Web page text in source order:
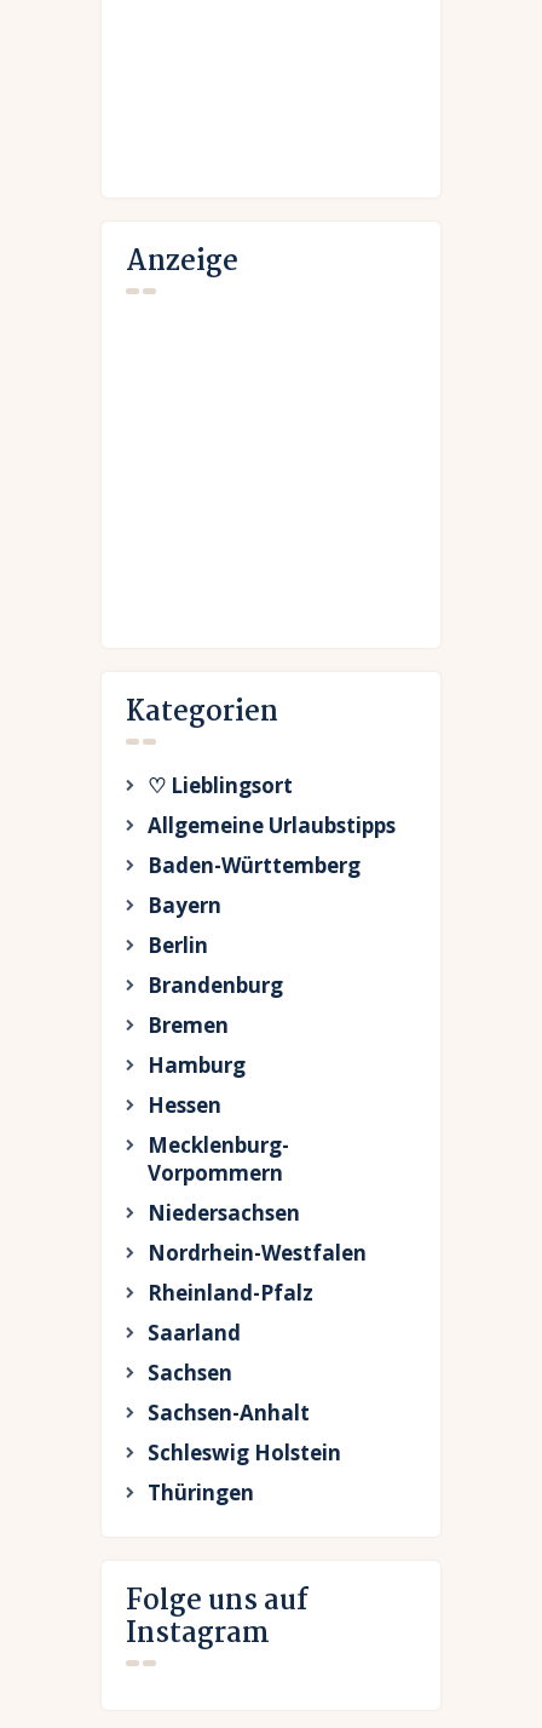
Anzeige
Kategorien
♡ Lieblingsort
Allgemeine Urlaubstipps
Baden-Württemberg
Bayern
Berlin
Brandenburg
Bremen
Hamburg
Hessen
Mecklenburg-
Vorpommern
Niedersachsen
Nordrhein-Westfalen
Rheinland-Pfalz
Saarland
Sachsen
Sachsen-Anhalt
Schleswig Holstein
Thüringen
Folge uns auf
Instagram